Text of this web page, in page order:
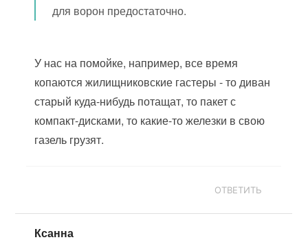
для ворон предостаточно.
У нас на помойке, например, все время
копаются жилищниковские гастеры - то диван
старый куда-нибудь потащат, то пакет с
компакт-дисками, то какие-то железки в свою
газель грузят.
ОТВЕТИТЬ
Ксанна